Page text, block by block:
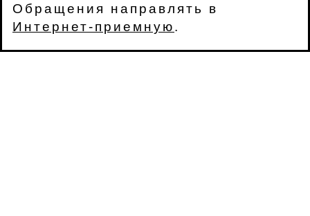
Обращения направлять в
Интернет-приемную.